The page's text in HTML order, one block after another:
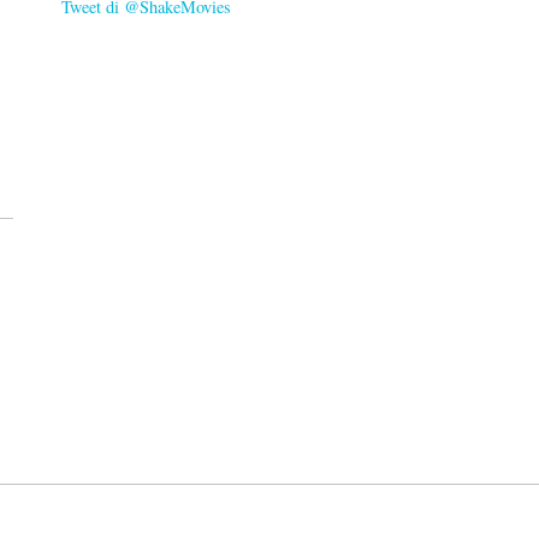
Tweet di @ShakeMovies